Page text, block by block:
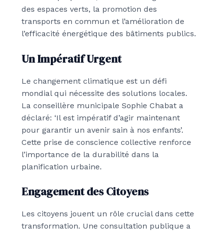
des espaces verts, la promotion des
transports en commun et l’amélioration de
l’efficacité énergétique des bâtiments publics.
Un Impératif Urgent
Le changement climatique est un défi
mondial qui nécessite des solutions locales.
La conseillère municipale Sophie Chabat a
déclaré: ‘Il est impératif d’agir maintenant
pour garantir un avenir sain à nos enfants’.
Cette prise de conscience collective renforce
l’importance de la durabilité dans la
planification urbaine.
Engagement des Citoyens
Les citoyens jouent un rôle crucial dans cette
transformation. Une consultation publique a